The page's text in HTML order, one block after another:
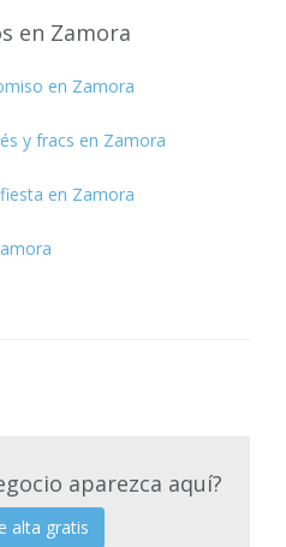
en Zamora
en Zamora
y fracs en Zamora
en Zamora
aparezca aquí?
alta gratis